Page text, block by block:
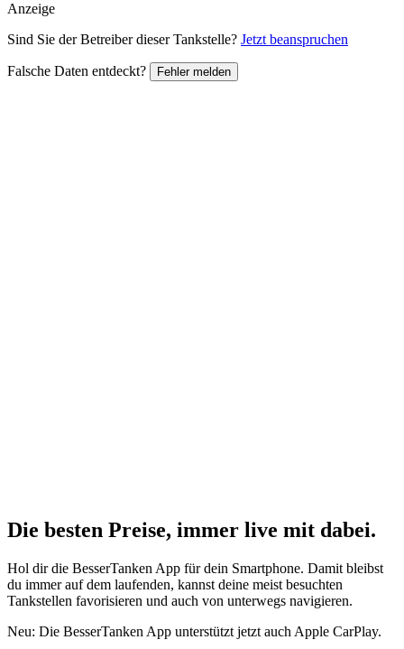
Anzeige
Sind Sie der Betreiber dieser Tankstelle? Jetzt beanspruchen
Falsche Daten entdeckt? Fehler melden
Die besten Preise, immer live mit dabei.
Hol dir die BesserTanken App für dein Smartphone. Damit bleibst
du immer auf dem laufenden, kannst deine meist besuchten
Tankstellen favorisieren und auch von unterwegs navigieren.
Neu: Die BesserTanken App unterstützt jetzt auch Apple CarPlay.